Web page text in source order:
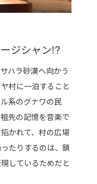
ジシャン!?
ハラ砂漠へ向かう
村に一泊すること
系のグナワの民
先の記憶を音楽で
かれて、村の広場
たりするのは、鎖
しているためだと